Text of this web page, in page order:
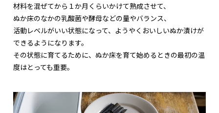
材料を混ぜてから１か月くらいかけて熟成させて、
ぬか床のなかの乳酸菌や酵母などの量やバランス、
活動レベルがいい状態になって、ようやくおいしいぬか漬けが
できるようになります。
その状態に育てるために、ぬか床を育て始めるときの最初の温
度はとっても重要。